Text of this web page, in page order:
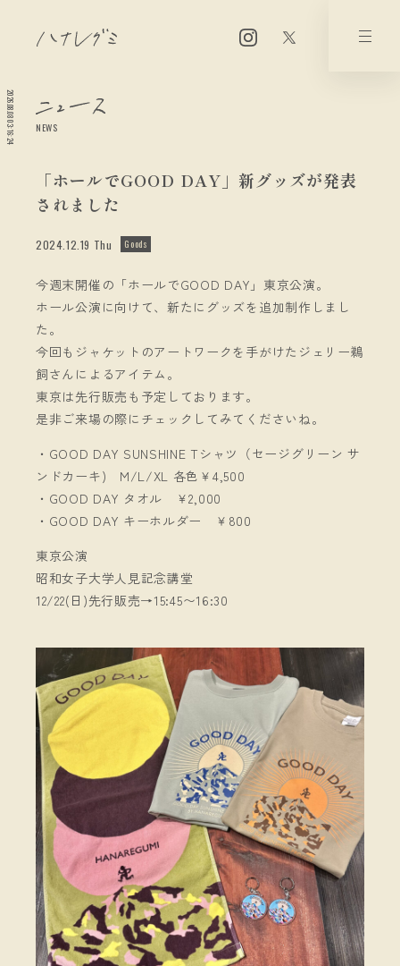
2026.08.08 03:16:24 NEWS
「ホールでGOOD DAY」新グッズが発表
されました
2024.12.19 Thu Goods
今週末開催の「ホールでGOOD DAY」東京公演。
ホール公演に向けて、新たにグッズを追加制作しまし
た。
今回もジャケットのアートワークを手がけたジェリー鵜
飼さんによるアイテム。
東京は先行販売も予定しております。
是非ご来場の際にチェックしてみてくださいね。
・GOOD DAY SUNSHINE Tシャツ（セージグリーン サ
ンドカーキ) M/L/XL 各色￥4,500
・GOOD DAY タオル ￥2,000
・GOOD DAY キーホルダー ￥800
東京公演
昭和女子大学人見記念講堂
12/22(日)先行販売→15:45〜16:30